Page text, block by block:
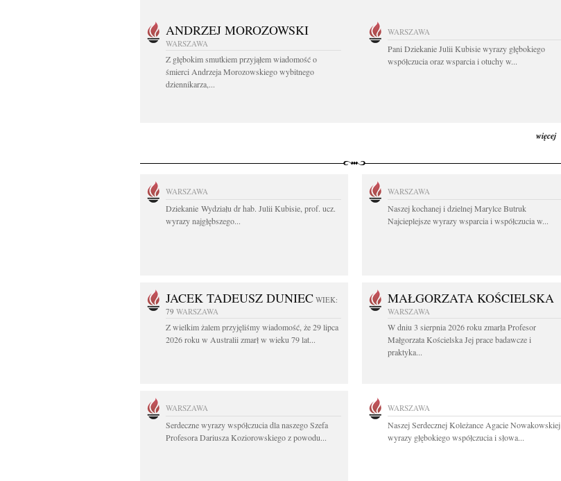
ANDRZEJ MOROZOWSKI
WARSZAWA
Z głębokim smutkiem przyjąłem wiadomość o
śmierci Andrzeja Morozowskiego wybitnego
dziennikarza,...
WARSZAWA
Pani Dziekanie Julii Kubisie wyrazy głębokiego
współczucia oraz wsparcia i otuchy w...
więcej
WARSZAWA
Dziekanie Wydziału dr hab. Julii Kubisie, prof. ucz.
wyrazy najgłębszego...
WARSZAWA
Naszej kochanej i dzielnej Marylce Butruk
Najcieplejsze wyrazy wsparcia i współczucia w...
JACEK TADEUSZ DUNIEC WIEK:
79 WARSZAWA
Z wielkim żalem przyjęliśmy wiadomość, że 29 lipca
2026 roku w Australii zmarł w wieku 79 lat...
MAŁGORZATA KOŚCIELSKA
WARSZAWA
W dniu 3 sierpnia 2026 roku zmarła Profesor
Małgorzata Kościelska Jej prace badawcze i
praktyka...
WARSZAWA
Serdeczne wyrazy współczucia dla naszego Szefa
Profesora Dariusza Koziorowskiego z powodu...
WARSZAWA
Naszej Serdecznej Koleżance Agacie Nowakowskiej
wyrazy głębokiego współczucia i słowa...